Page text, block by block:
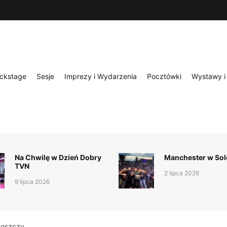
Sesje Imprezy i Wydarzenia Pocztówki Wystawy
Na Chwilę w Dzień Dobry
TVN
9 lipca 2026
Manchester w
2 lipca 2026